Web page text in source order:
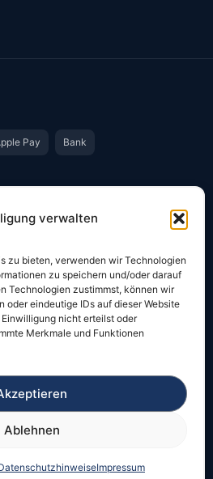
verwalten
zu bieten, verwenden wir Technologien
zu speichern und/oder darauf
Technologien zustimmst, können wir
oder eindeutige IDs auf dieser Website
nicht erteilst oder
Merkmale und Funktionen
Ablehnen
Impressum
Pay Bank
per WhatsApp
ist nicht in allen Fällen
dem Start, ob
onlinefähige
– Bundesweite